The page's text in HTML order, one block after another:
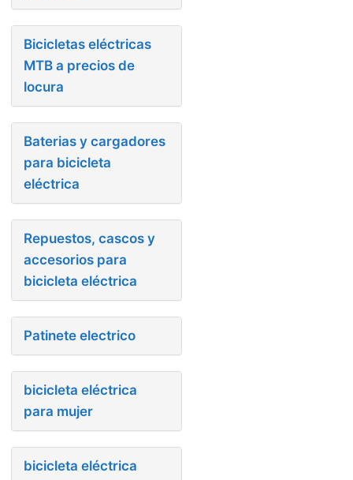
Bicicletas eléctricas
MTB a precios de
locura
Baterias y cargadores
para bicicleta
eléctrica
Repuestos, cascos y
accesorios para
bicicleta eléctrica
Patinete electrico
bicicleta eléctrica
para mujer
bicicleta eléctrica